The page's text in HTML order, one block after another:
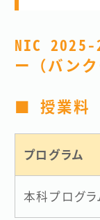
NIC 2025-
ー（バン
■ 授業料
プログラム
本科プログラ